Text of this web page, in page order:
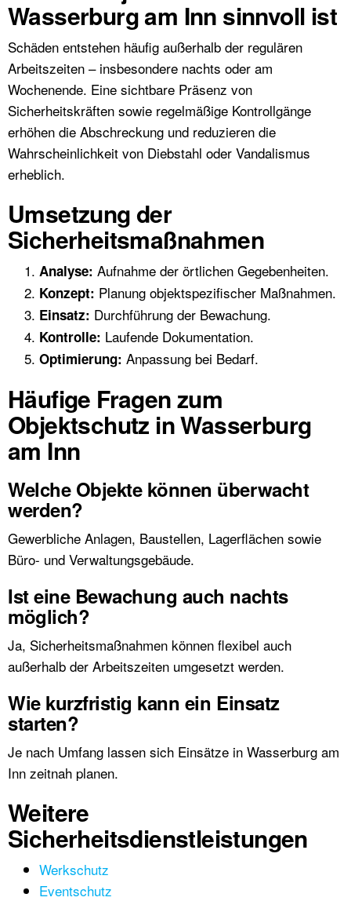
Wasserburg am Inn sinnvoll ist
Schäden entstehen häufig außerhalb der regulären
Arbeitszeiten – insbesondere nachts oder am
Wochenende. Eine sichtbare Präsenz von
Sicherheitskräften sowie regelmäßige Kontrollgänge
erhöhen die Abschreckung und reduzieren die
Wahrscheinlichkeit von Diebstahl oder Vandalismus
erheblich.
Umsetzung der
Sicherheitsmaßnahmen
Analyse: Aufnahme der örtlichen Gegebenheiten.
Konzept: Planung objektspezifischer Maßnahmen.
Einsatz: Durchführung der Bewachung.
Kontrolle: Laufende Dokumentation.
Optimierung: Anpassung bei Bedarf.
Häufige Fragen zum
Objektschutz in Wasserburg
am Inn
Welche Objekte können überwacht
werden?
Gewerbliche Anlagen, Baustellen, Lagerflächen sowie
Büro- und Verwaltungsgebäude.
Ist eine Bewachung auch nachts
möglich?
Ja, Sicherheitsmaßnahmen können flexibel auch
außerhalb der Arbeitszeiten umgesetzt werden.
Wie kurzfristig kann ein Einsatz
starten?
Je nach Umfang lassen sich Einsätze in Wasserburg am
Inn zeitnah planen.
Weitere
Sicherheitsdienstleistungen
Werkschutz
Eventschutz